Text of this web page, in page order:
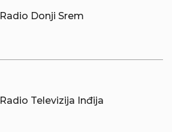
Radio Donji Srem
Radio Televizija Inđija